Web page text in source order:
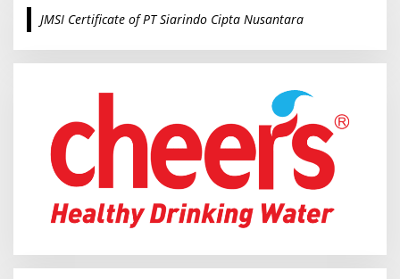
c
o
JMSI Certificate of PT Siarindo Cipta Nusantara